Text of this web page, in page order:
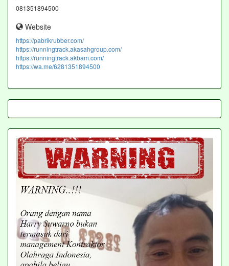
081351894500
Website
https://pabrikrubber.com/
https://runningtrack.akasahgroup.com/
https://runningtrack.akbam.com/
https://wa.me/6281351894500